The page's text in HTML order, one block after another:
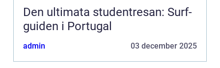
Den ultimata studentresan: Surf-
guiden i Portugal
admin 03 december 2025